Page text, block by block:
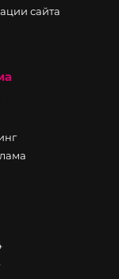
сайта